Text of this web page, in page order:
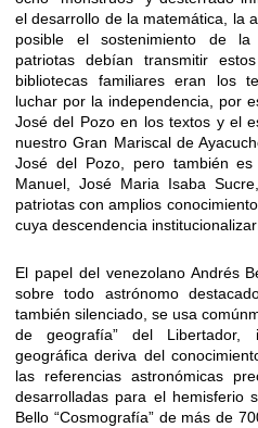
el desarrollo de la matemática, la
posible el sostenimiento de la
patriotas debían transmitir
bibliotecas familiares eran los
luchar por la independencia, por
José del Pozo en los textos y el
nuestro Gran Mariscal de
José del Pozo, pero también
Manuel, José Maria Isaba
patriotas con amplios
cuya descendencia
El papel del venezolano Andrés
sobre todo astrónomo
también silenciado, se usa
de geografía” del Libertador,
geográfica deriva del
las referencias astronómicas
desarrolladas para el hemisferio
Bello “Cosmografía” de más de